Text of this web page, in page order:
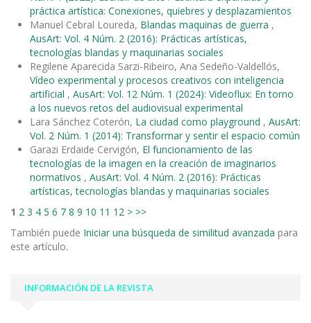
práctica artística: Conexiones, quiebres y desplazamientos
Manuel Cebral Loureda, Blandas maquinas de guerra ,
AusArt: Vol. 4 Núm. 2 (2016): Prácticas artísticas,
tecnologías blandas y maquinarias sociales
Regilene Aparecida Sarzi-Ribeiro, Ana Sedeño-Valdellós,
Vídeo experimental y procesos creativos con inteligencia
artificial , AusArt: Vol. 12 Núm. 1 (2024): Videoflux: En torno
a los nuevos retos del audiovisual experimental
Lara Sánchez Coterón, La ciudad como playground , AusArt:
Vol. 2 Núm. 1 (2014): Transformar y sentir el espacio común
Garazi Erdaide Cervigón, El funcionamiento de las
tecnologías de la imagen en la creación de imaginarios
normativos , AusArt: Vol. 4 Núm. 2 (2016): Prácticas
artísticas, tecnologías blandas y maquinarias sociales
1 2 3 4 5 6 7 8 9 10 11 12 > >>
También puede Iniciar una búsqueda de similitud avanzada para
este artículo.
INFORMACIÓN DE LA REVISTA